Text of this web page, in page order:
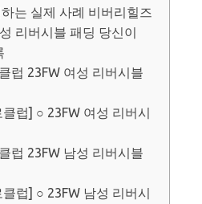
는 실제 사례 비버리힐즈
리버시블 패딩 당신이
럽 23FW 여성 리버시블
럽] ○ 23FW 여성 리버시
럽 23FW 남성 리버시블
럽] ○ 23FW 남성 리버시